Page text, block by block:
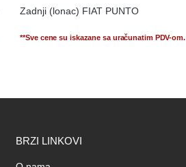
Zadnji (lonac) FIAT PUNTO
**Sve cene su iskazane sa uračunatim PDV-om.
BRZI LINKOVI